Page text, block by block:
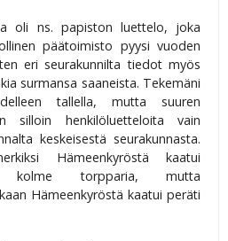
oli ns. papiston luettelo, joka
päätoimisto pyysi vuoden
eri seurakunnilta tiedot myös
surmansa saaneista. Tekemäni
tallella, mutta suuren
silloin henkilöluetteloita vain
keskeisestä seurakunnasta.
Hämeenkyröstä kaatui
kolme torpparia, mutta
Hämeenkyröstä kaatui peräti